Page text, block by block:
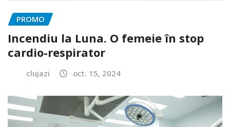
PROMO
Incendiu la Luna. O femeie în stop
cardio-respirator
clujazi oct. 15, 2024